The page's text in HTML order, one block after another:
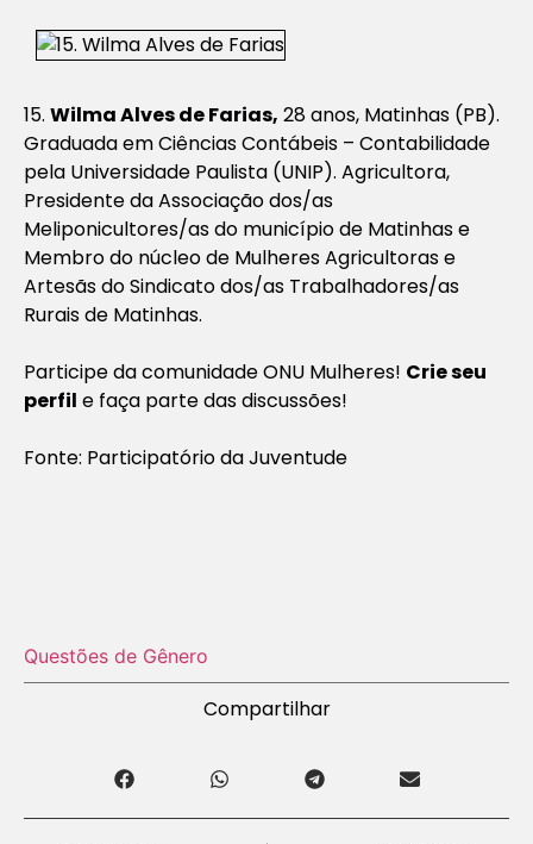
15. Wilma Alves de Farias, 28 anos, Matinhas (PB).
Graduada em Ciências Contábeis – Contabilidade
pela Universidade Paulista (UNIP). Agricultora,
Presidente da Associação dos/as
Meliponicultores/as do município de Matinhas e
Membro do núcleo de Mulheres Agricultoras e
Artesãs do Sindicato dos/as Trabalhadores/as
Rurais de Matinhas.
Participe da comunidade ONU Mulheres! Crie seu
perfil e faça parte das discussões!
Fonte: Participatório da Juventude
Questões de Gênero
Compartilhar